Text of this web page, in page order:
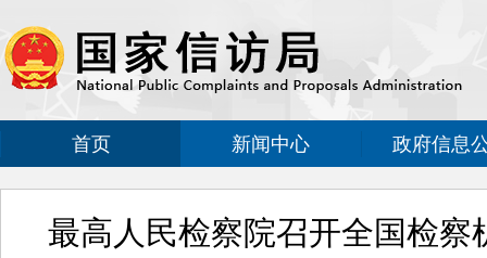
首页 新闻中心 政府信息
最高人民检察院召开全国检察